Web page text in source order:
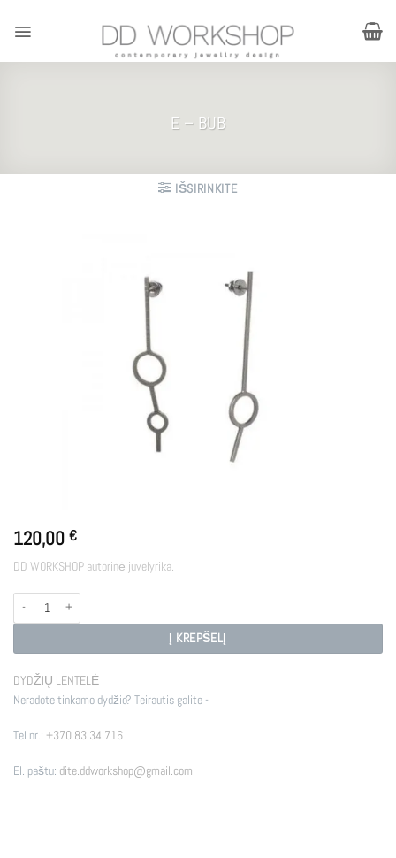
E – BUB
IŠSIRINKITE
120,00 €
DD WORKSHOP autorinė juvelyrika.
produkto kiekis: E - BUB
Į KREPŠELĮ
DYDŽIŲ LENTELĖ
Neradote tinkamo dydžio? Teirautis galite -
Tel nr.: +370 83 34 716
El. paštu: dite.ddworkshop@gmail.com